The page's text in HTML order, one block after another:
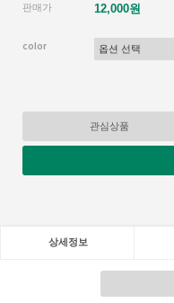
판매가
12,000원
color
관심상품
상세정보